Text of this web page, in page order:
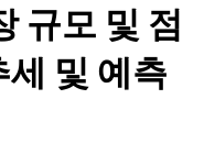
규모 및 점
및 예측